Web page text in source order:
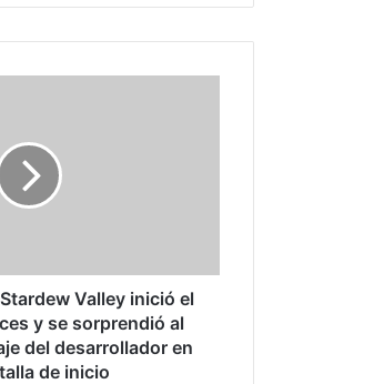
Valley inició el
y se sorprendió al
del desarrollador en
de inicio